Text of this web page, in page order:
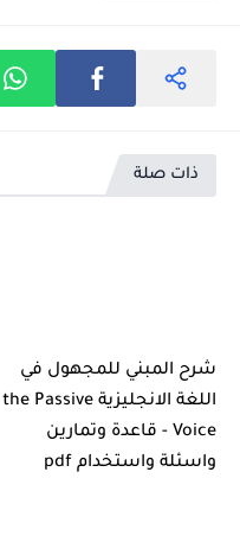
ذات صلة
شرح المبني للمجهول في
اللغة الانجليزية the Passive
Voice - قاعدة وتمارين
واسئلة واستخدام pdf